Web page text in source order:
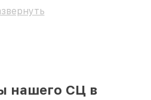
ремонта.
нашего СЦ в